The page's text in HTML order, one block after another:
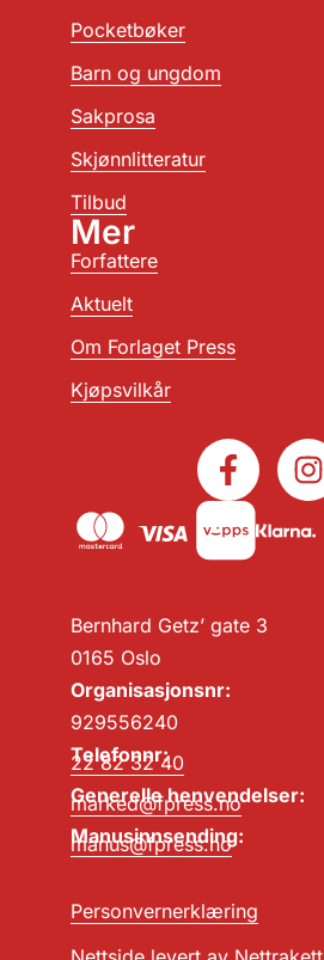
Bernhard Getz’ gate 3
0165 Oslo
Organisasjonsnr:
929556240
Telefonnr:
22 82 32 40
Generelle henvendelser:
marked@fpress.no
Manusinnsending:
manus@fpress.no
Personvernerklæring
Pocketbøker
Barn og ungdom
Sakprosa
Skjønnlitteratur
Tilbud
Mer
Forfattere
Aktuelt
Om Forlaget Press
Kjøpsvilkår